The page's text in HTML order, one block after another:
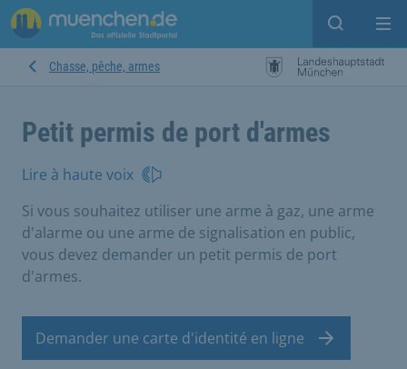
Open
Chasse, pêche, armes
Petit permis de port d'armes
Lire à haute voix
Si vous souhaitez utiliser une arme à gaz, une arme
d'alarme ou une arme de signalisation en public,
vous devez demander un petit permis de port
d'armes.
Demander une carte d'identité en ligne